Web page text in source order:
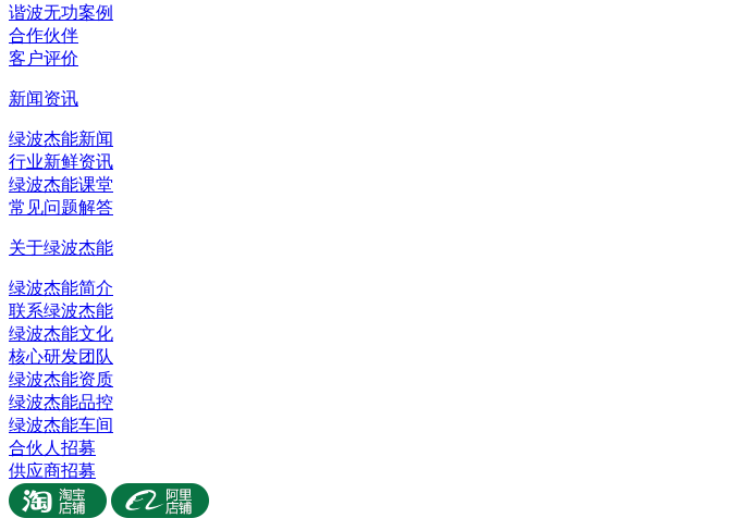
谐波无功案例
合作伙伴
客户评价
新闻资讯
绿波杰能新闻
行业新鲜资讯
绿波杰能课堂
常见问题解答
关于绿波杰能
绿波杰能简介
联系绿波杰能
绿波杰能文化
核心研发团队
绿波杰能资质
绿波杰能品控
绿波杰能车间
合伙人招募
供应商招募